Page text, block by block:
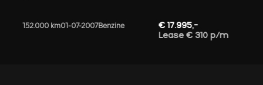
152.000 km01-07-2007Benzine
€ 17.995,-
Lease € 310 p/m